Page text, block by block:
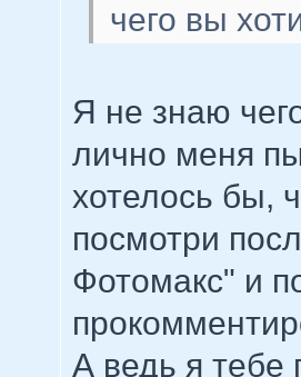
чего вы
Я не знаю
лично меня
хотелось бы,
посмотри
Фотомакс" и
А ведь я тебе